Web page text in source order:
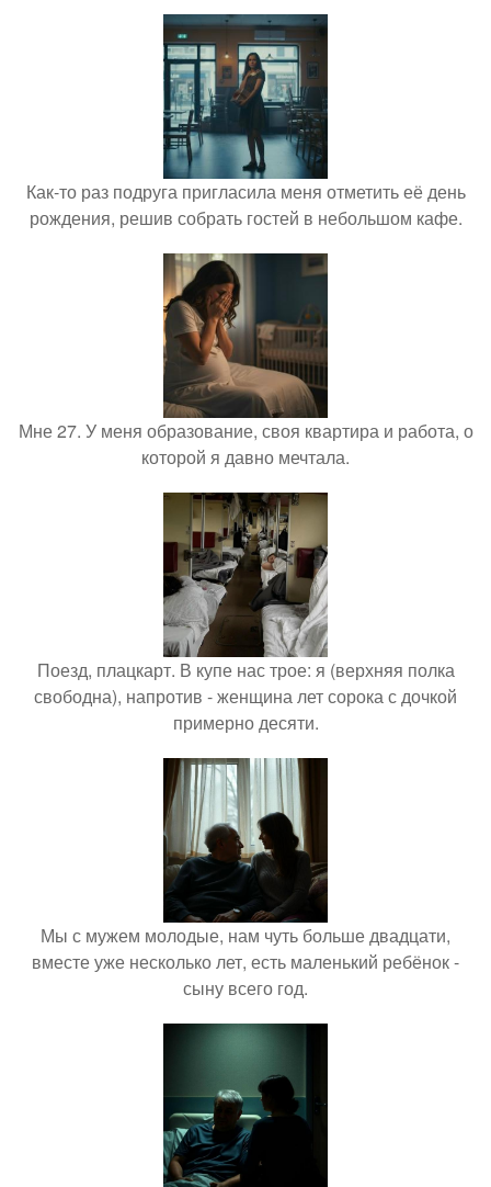
Как-то раз подруга пригласила меня отметить её день
рождения, решив собрать гостей в небольшом кафе.
Мне 27. У меня образование, своя квартира и работа, о
которой я давно мечтала.
Поезд, плацкарт. В купе нас трое: я (верхняя полка
свободна), напротив - женщина лет сорока с дочкой
примерно десяти.
Мы с мужем молодые, нам чуть больше двадцати,
вместе уже несколько лет, есть маленький ребёнок -
сыну всего год.